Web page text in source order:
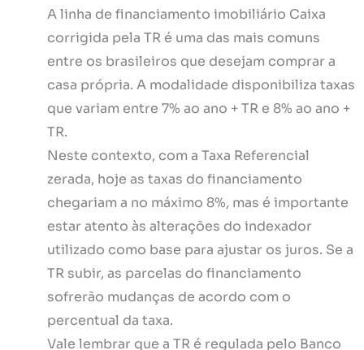
A linha de financiamento imobiliário Caixa
corrigida pela TR é uma das mais comuns
entre os brasileiros que desejam comprar a
casa própria. A modalidade disponibiliza taxas
que variam entre 7% ao ano + TR e 8% ao ano +
TR.
Neste contexto, com a Taxa Referencial
zerada, hoje as taxas do financiamento
chegariam a no máximo 8%, mas é importante
estar atento às alterações do indexador
utilizado como base para ajustar os juros. Se a
TR subir, as parcelas do financiamento
sofrerão mudanças de acordo com o
percentual da taxa.
Vale lembrar que a TR é regulada pelo Banco